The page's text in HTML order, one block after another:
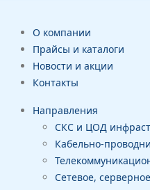
О компании
Прайсы и каталоги
Новости и акции
Контакты
Направления
СКС и ЦОД
Кабельно-
Сетевое,